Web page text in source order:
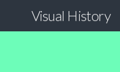
Visual History